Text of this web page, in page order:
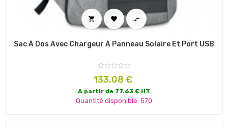
  
Sac À Dos Avec Chargeur À Panneau Solaire Et Port USB
Prix
133,08 €
A partir de 77.63 € HT
Quantité disponible: 570